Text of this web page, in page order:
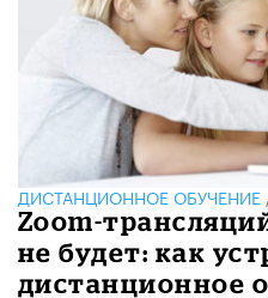
ДИСТАНЦИОННОЕ ОБУЧЕНИЕ
Zoom-
не будет: как
дистанционное